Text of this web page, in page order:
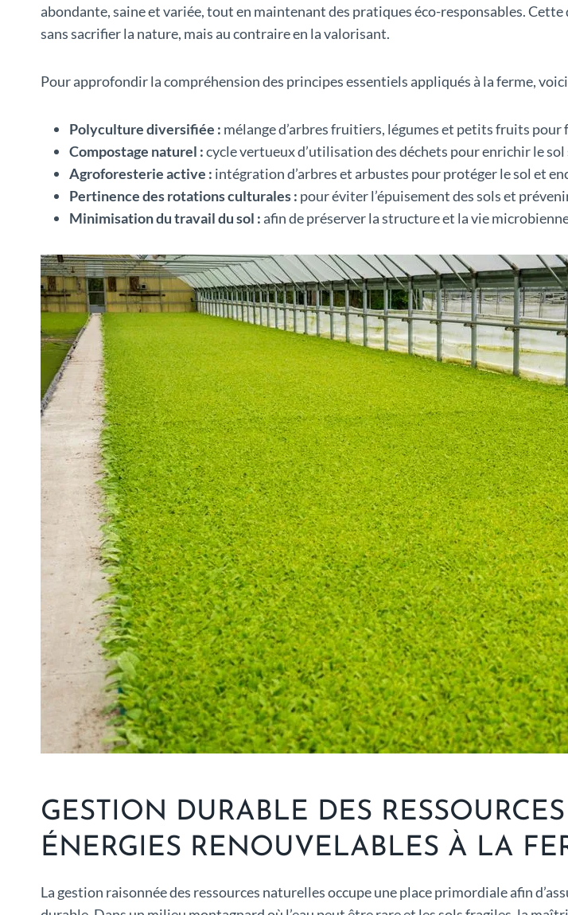
abondante, saine et variée, tout en maintenant des pratiques éco-responsables.
sans sacrifier la nature, mais au contraire en la valorisant.
Pour approfondir la compréhension des principes essentiels appliqués à la ferme,
Polyculture diversifiée : mélange d’arbres fruitiers, légumes et petits fruits
Compostage naturel :cycle vertueux d’utilisation des déchets pour enrichir le
Agroforesterie active : intégration d’arbres et arbustes pour protéger le sol et
Pertinence des rotations culturales : pour éviter l’épuisement des sols et
Minimisation du travail du sol :afin de préserver la structure et la vie
GESTION DURABLE DES
ÉNERGIES RENOUVELABLES À LA
La gestion raisonnée des ressources naturelles occupe une place primordiale afin